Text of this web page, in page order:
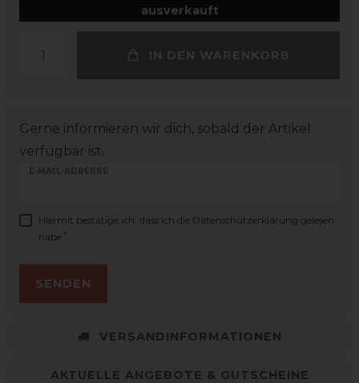
ausverkauft
IN DEN WARENKORB
Gerne informieren wir dich, sobald der Artikel
verfügbar ist.
E-MAIL-ADRESSE
Hiermit bestätige ich, dass ich die Daten­schutz­erklärung gelesen
habe. *
SENDEN
VERSANDINFORMATIONEN
AKTUELLE ANGEBOTE & GUTSCHEINE